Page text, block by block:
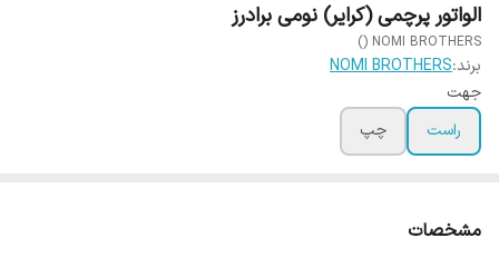
الواتور پرچمی (کرایر) نومی برادرز
NOMI BROTHERS ()
برند:NOMI BROTHERS
جهت
راست
چپ
مشخصات